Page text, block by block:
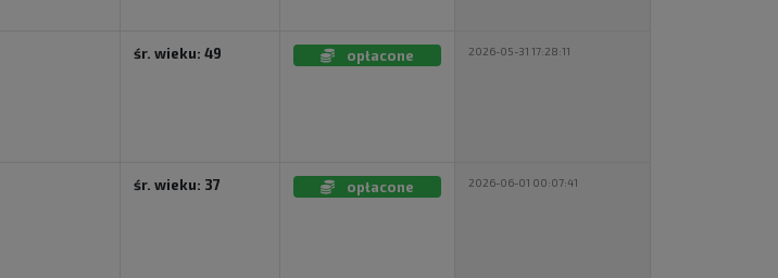
śr. wieku: 49 opłacone 2026-05-31 17:28:11
śr. wieku: 37 opłacone 2026-06-01 00:07:41